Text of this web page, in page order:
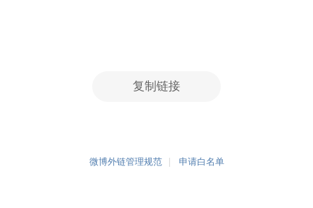
复制链接
微博外链管理规范 申请白名单